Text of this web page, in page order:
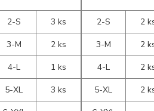
2-S
3 ks
3-M
2 ks
4-L
1 ks
5-XL
3 ks
2-S
2
3-M
2
4-L
2
5-XL
2